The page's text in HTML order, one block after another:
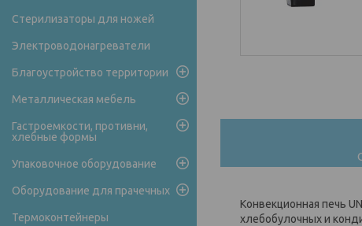
Конвекционная печь
хлебобулочных и
Стерилизаторы для ножей
Электроводонагреватели
Благоустройство территории
Металлическая мебель
Гастроемкости, противни,
хлебные формы
Упаковочное оборудование
Оборудование для прачечных
Термоконтейнеры